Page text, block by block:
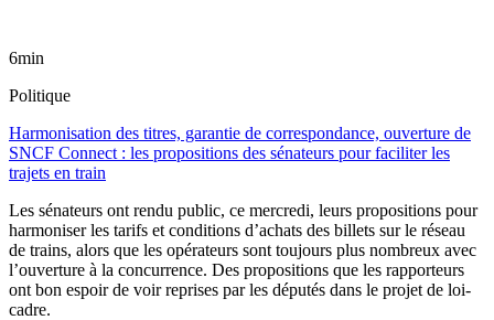
6min
Politique
Harmonisation des titres, garantie de correspondance, ouverture de
SNCF Connect : les propositions des sénateurs pour faciliter les
trajets en train
Les sénateurs ont rendu public, ce mercredi, leurs propositions pour
harmoniser les tarifs et conditions d’achats des billets sur le réseau
de trains, alors que les opérateurs sont toujours plus nombreux avec
l’ouverture à la concurrence. Des propositions que les rapporteurs
ont bon espoir de voir reprises par les députés dans le projet de loi-
cadre.